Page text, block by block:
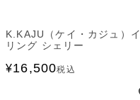
K.KAJU（ケイ・カジュ）
リング シェリー
¥16,500税込